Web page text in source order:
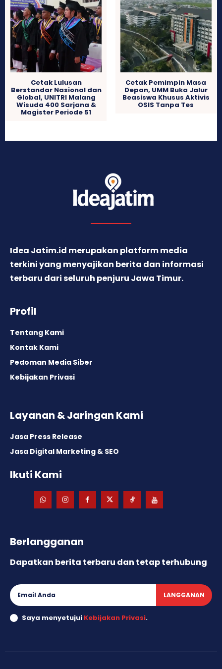
Cetak Lulusan
Berstandar Nasional dan
Global, UNITRI Malang
Wisuda 400 Sarjana &
Magister Periode 51
Cetak Pemimpin Masa
Depan, UMM Buka Jalur
Beasiswa Khusus Aktivis
OSIS Tanpa Tes
Idea Jatim.id merupakan platform media
terkini yang menyajikan berita dan informasi
terbaru dari seluruh penjuru Jawa Timur.
Profil
Tentang Kami
Kontak Kami
Pedoman Media Siber
Kebijakan Privasi
Layanan & Jaringan Kami
Jasa Press Release
Jasa Digital Marketing & SEO
Ikuti Kami
Berlangganan
Dapatkan berita terbaru dan tetap terhubung
LANGGANAN
Saya menyetujui Kebijakan Privasi.